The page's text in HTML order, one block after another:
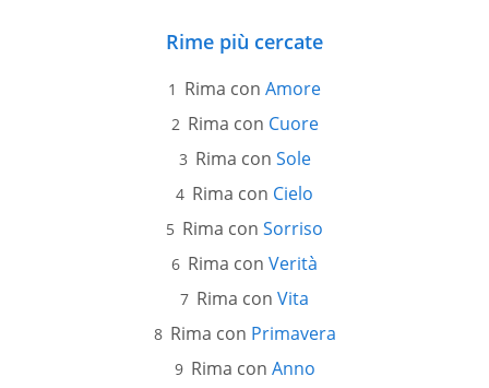
Rime più cercate
Rima con Amore
Rima con Cuore
Rima con Sole
Rima con Cielo
Rima con Sorriso
Rima con Verità
Rima con Vita
Rima con Primavera
Rima con Anno